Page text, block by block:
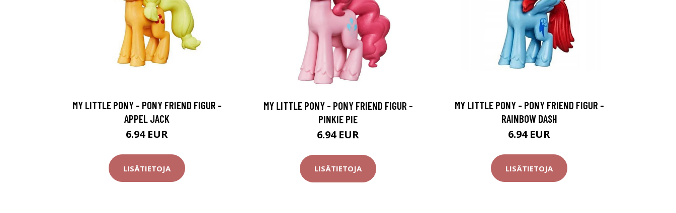
MY LITTLE PONY - PONY FRIEND FIGUR -
APPEL JACK
6.94 EUR
LISÄTIETOJA
MY LITTLE PONY - PONY FRIEND FIGUR -
PINKIE PIE
6.94 EUR
LISÄTIETOJA
MY LITTLE PONY - PONY FRIEND FIGUR -
RAINBOW DASH
6.94 EUR
LISÄTIETOJA